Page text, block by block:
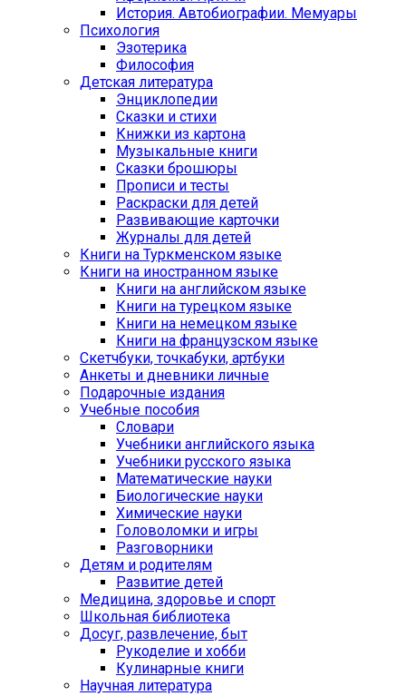
История. Автобиографии. Мемуары
Психология
Эзотерика
Философия
Детская литература
Энциклопедии
Сказки и стихи
Книжки из картона
Музыкальные книги
Сказки брошюры
Прописи и тесты
Раскраски для детей
Развивающие карточки
Журналы для детей
Книги на Туркменском языке
Книги на иностранном языке
Книги на английском языке
Книги на турецком языке
Книги на немецком языке
Книги на французском языке
Cкетчбуки, точкабуки, артбуки
Анкеты и дневники личные
Подарочные издания
Учебные пособия
Словари
Учебники английского языка
Учебники русского языка
Математические науки
Биологические науки
Химические науки
Головоломки и игры
Разговорники
Детям и родителям
Развитие детей
Медицина, здоровье и спорт
Школьная библиотека
Досуг, развлечение, быт
Рукоделие и хобби
Кулинарные книги
Научная литература